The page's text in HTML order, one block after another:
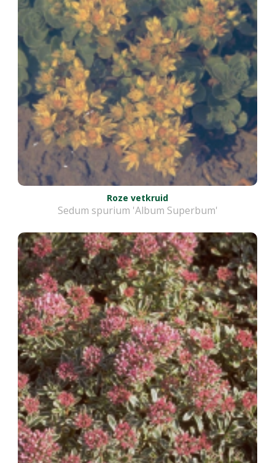
Roze vetkruid
Sedum spurium 'Album Superbum'